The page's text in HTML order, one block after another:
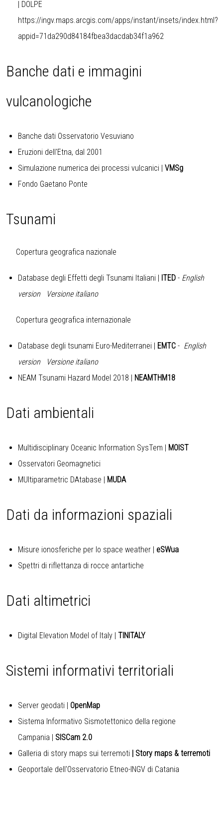
| DOLPE
https://ingv.maps.arcgis.com/apps/instant/insets/index.html?
appid=71da290d84184fbea3dacdab34f1a962
Banche dati e immagini
vulcanologiche
Banche dati Osservatorio Vesuviano
Eruzioni dell'Etna, dal 2001
Simulazione numerica dei processi vulcanici VMSg
Fondo Gaetano Ponte
Tsunami
Copertura geografica nazionale
Database degli Effetti degli Tsunami Italiani | ITED - English
version
Versione italiano
Copertura geografica internazionale
Database degli tsunami Euro-Mediterranei | EMTC - English
version
Versione italiano
NEAM Tsunami Hazard Model 2018
NEAMTHM18
Dati ambientali
Multidisciplinary Oceanic Information SysTem
MOIST
Osservatori Geomagnetici
MUltiparametric DAtabase
MUDA
Dati da informazioni spaziali
Misure ionosferiche per lo space weather
eSWua
Spettri di riflettanza di rocce antartiche
Dati altimetrici
Digital Elevation Model of Italy TINITALY
Sistemi informativi territoriali
Server geodati
OpenMap
Sistema Informativo Sismotettonico della regione
Campania
SISCam 2.0
Galleria di story maps sui terremoti | Story maps & terremoti
Geoportale dell'Osservatorio Etneo-INGV di Catania